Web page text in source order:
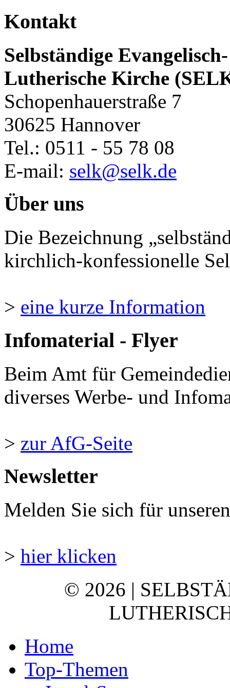
Kontakt
Selbständige Evangelisch-
Lutherische Kirche
Schopenhauerstraße 7
30625 Hannover
Tel.: 0511 - 55 78 08
E-mail: selk@selk.de
Über uns
Die Bezeichnung
kirchlich-konfessionelle
> eine kurze Information
Infomaterial - Flyer
Beim Amt für
diverses Werbe- und
> zur AfG-Seite
Newsletter
Melden Sie sich für
> hier klicken
© 2026 |
Home
Top-Themen